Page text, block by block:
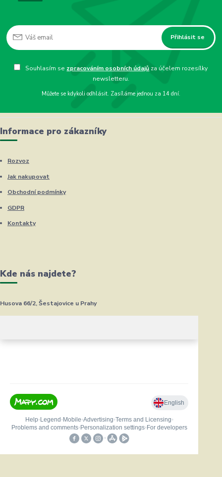
Přihlásit se
Souhlasím se zpracováním osobních údajů za účelem rozesílky
newsletteru.
Můžete se kdykoli odhlásit. Zasíláme jednou za 14 dní.
Informace pro zákazníky
Rozvoz
Jak nakupovat
Obchodní podmínky
GDPR
Kontakty
Kde nás najdete?
Husova 66/2, Šestajovice u Prahy